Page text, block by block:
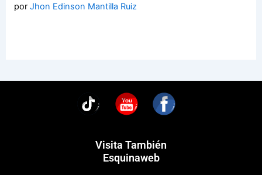
porJhon Edinson Mantilla Ruiz
You
Visita También
Esquinaweb